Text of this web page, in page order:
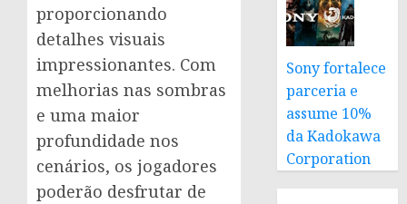
proporcionando
detalhes visuais
impressionantes. Com
melhorias nas sombras
e uma maior
profundidade nos
cenários, os jogadores
poderão desfrutar de
Sony fortalece
parceria e
assume 10%
da Kadokawa
Corporation